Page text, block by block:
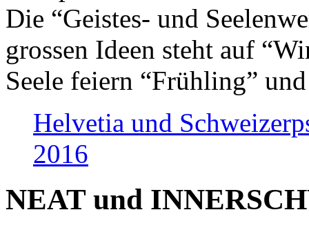
Die “Geistes- und
grossen Ideen steht auf
Seele feiern “Frühling”
Helvetia und
2016
NEAT und